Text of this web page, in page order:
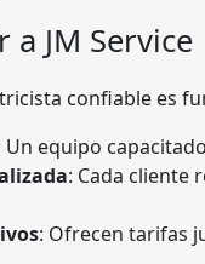
a JM Service
confiable es
Un equipo
: Cada cliente
: Ofrecen tarifas